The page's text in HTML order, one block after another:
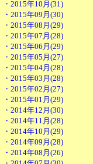
・2015年10月(31)
・2015年09月(30)
・2015年08月(29)
・2015年07月(28)
・2015年06月(29)
・2015年05月(27)
・2015年04月(28)
・2015年03月(28)
・2015年02月(27)
・2015年01月(29)
・2014年12月(30)
・2014年11月(28)
・2014年10月(29)
・2014年09月(28)
・2014年08月(26)